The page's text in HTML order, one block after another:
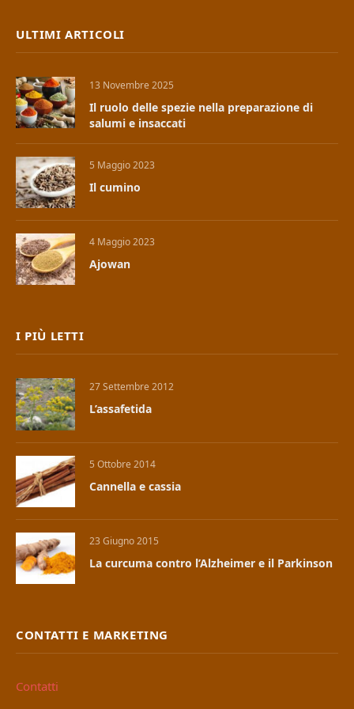
ULTIMI ARTICOLI
13 Novembre 2025
Il ruolo delle spezie nella preparazione di
salumi e insaccati
5 Maggio 2023
Il cumino
4 Maggio 2023
Ajowan
I PIÙ LETTI
27 Settembre 2012
L’assafetida
5 Ottobre 2014
Cannella e cassia
23 Giugno 2015
La curcuma contro l’Alzheimer e il Parkinson
CONTATTI E MARKETING
Contatti